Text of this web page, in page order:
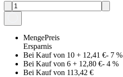
MengePreis
Ersparnis
Bei Kauf von 10 + 12,41 €- 7 %
Bei Kauf von 6 + 12,80 €- 4 %
Bei Kauf von 113,42 €